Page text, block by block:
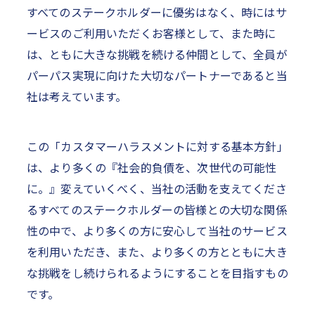
すべてのステークホルダーに優劣はなく、時にはサ
ービスのご利用いただくお客様として、また時に
は、ともに大きな挑戦を続ける仲間として、全員が
パーパス実現に向けた大切なパートナーであると当
社は考えています。
この「カスタマーハラスメントに対する基本方針」
は、より多くの『社会的負債を、次世代の可能性
に。』変えていくべく、当社の活動を支えてくださ
るすべてのステークホルダーの皆様との大切な関係
性の中で、より多くの方に安心して当社のサービス
を利用いただき、また、より多くの方とともに大き
な挑戦をし続けられるようにすることを目指すもの
です。